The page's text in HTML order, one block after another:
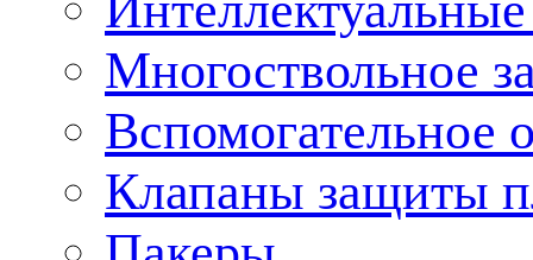
Многоствольное
Вспомогательное
Клапаны защиты